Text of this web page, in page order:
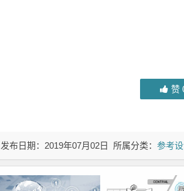
赞
发布日期：2019年07月02日 所属分类： 参考